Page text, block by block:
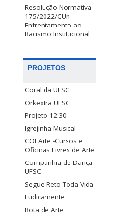
Resolução Normativa
175/2022/CUn –
Enfrentamento ao
Racismo Institucional
PROJETOS
Coral da UFSC
Orkextra UFSC
Projeto 12:30
Igrejinha Musical
COLArte -Cursos e
Oficinas Livres de Arte
Companhia de Dança
UFSC
Segue Reto Toda Vida
Ludicamente
Rota de Arte